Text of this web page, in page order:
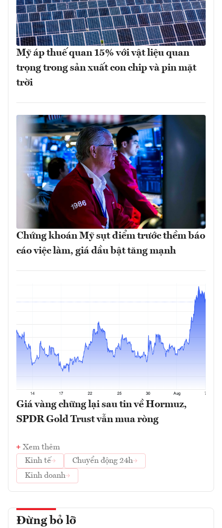
Mỹ áp thuế quan 15% với vật liệu quan
trọng trong sản xuất con chip và pin mặt
trời
Chứng khoán Mỹ sụt điểm trước thềm báo
cáo việc làm, giá dầu bật tăng mạnh
Giá vàng chững lại sau tin về Hormuz,
SPDR Gold Trust vẫn mua ròng
Xem thêm
Kinh tế
Chuyển động 24h
Kinh doanh
Đừng bỏ lỡ